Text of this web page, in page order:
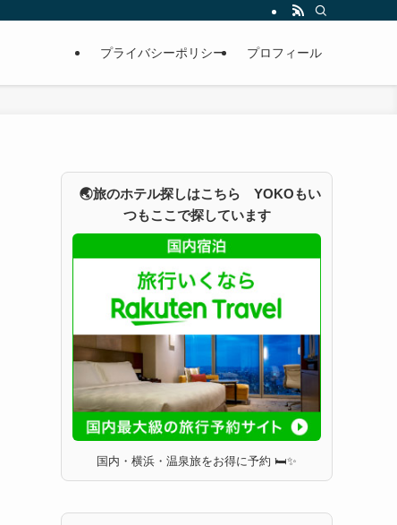
プライバシーポリシー プロフィール
🌏旅のホテル探しはこちら YOKOもい
つもここで探しています
国内・横浜・温泉旅をお得に予約 🛏✨